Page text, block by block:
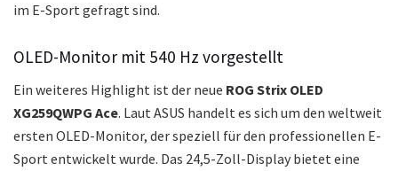
im E-Sport gefragt sind.
OLED-Monitor mit 540 Hz vorgestellt
Ein weiteres Highlight ist der neue ROG Strix OLED
XG259QWPG Ace. Laut ASUS handelt es sich um den weltweit
ersten OLED-Monitor, der speziell für den professionellen E-
Sport entwickelt wurde. Das 24,5-Zoll-Display bietet eine